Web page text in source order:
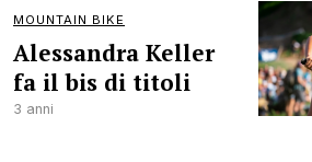
MOUNTAIN BIKE
Alessandra Keller
fa il bis di titoli
3 anni